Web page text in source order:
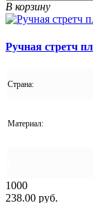
В корзину
Ручная стретч
Страна:
Материал:
1000
238.00 руб.